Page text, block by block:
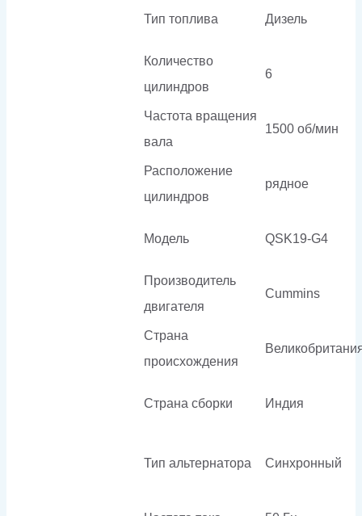
Тип топлива Дизель
Количество
цилиндров
6
Частота вращения
вала
1500 об/мин
Расположение
цилиндров
рядное
Модель QSK19-G4
Производитель
двигателя
Cummins
Страна
происхождения
Страна сборки Индия
Тип альтернатора Синхронный